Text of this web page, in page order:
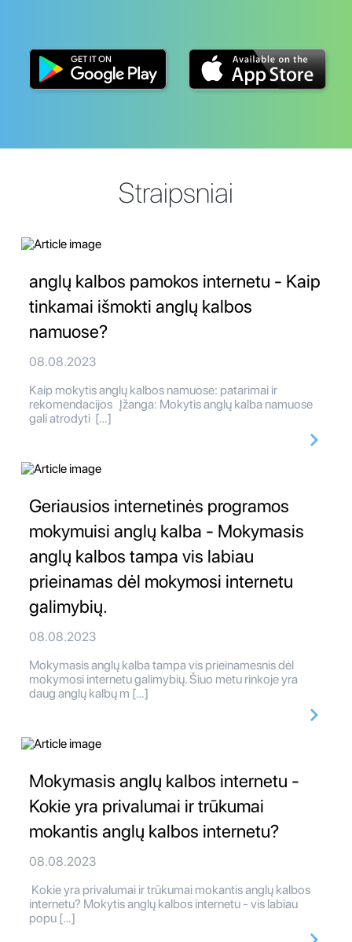
Straipsniai
anglų kalbos pamokos internetu - Kaip
tinkamai išmokti anglų kalbos
namuose?
08.08.2023
Kaip mokytis anglų kalbos namuose: patarimai ir
rekomendacijos Įžanga: Mokytis anglų kalba namuose
gali atrodyti […]
Geriausios internetinės programos
mokymuisi anglų kalba - Mokymasis
anglų kalbos tampa vis labiau
prieinamas dėl mokymosi internetu
galimybių.
08.08.2023
Mokymasis anglų kalba tampa vis prieinamesnis dėl
mokymosi internetu galimybių. Šiuo metu rinkoje yra
daug anglų kalbų m […]
Mokymasis anglų kalbos internetu -
Kokie yra privalumai ir trūkumai
mokantis anglų kalbos internetu?
08.08.2023
Kokie yra privalumai ir trūkumai mokantis anglų kalbos
internetu? Mokytis anglų kalbos internetu - vis labiau
popu […]